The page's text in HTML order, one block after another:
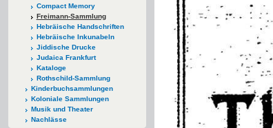
Compact Memory
Freimann-Sammlung
Hebräische Handschriften
Hebräische Inkunabeln
Jiddische Drucke
Judaica Frankfurt
Kataloge
Rothschild-Sammlung
Kinderbuchsammlungen
Koloniale Sammlungen
Musik und Theater
Nachlässe